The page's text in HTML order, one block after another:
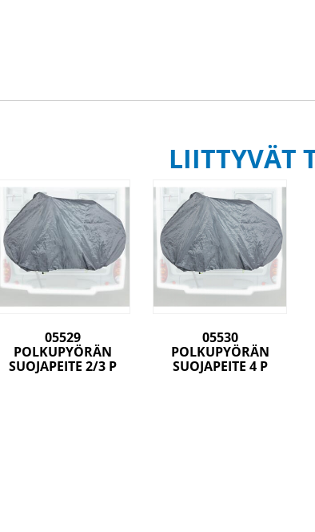
LIITTYVÄT
05529
POLKUPYÖRÄN
SUOJAPEITE 2/3 P
05530
POLKUPYÖRÄN
SUOJAPEITE 4 P